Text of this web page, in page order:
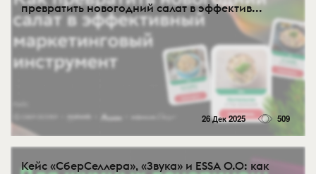
превратить новогодний салат в эффектив...
26 Дек 2025 509
Кейс «СберСеллера», «Звука» и ESSA 0.0: как